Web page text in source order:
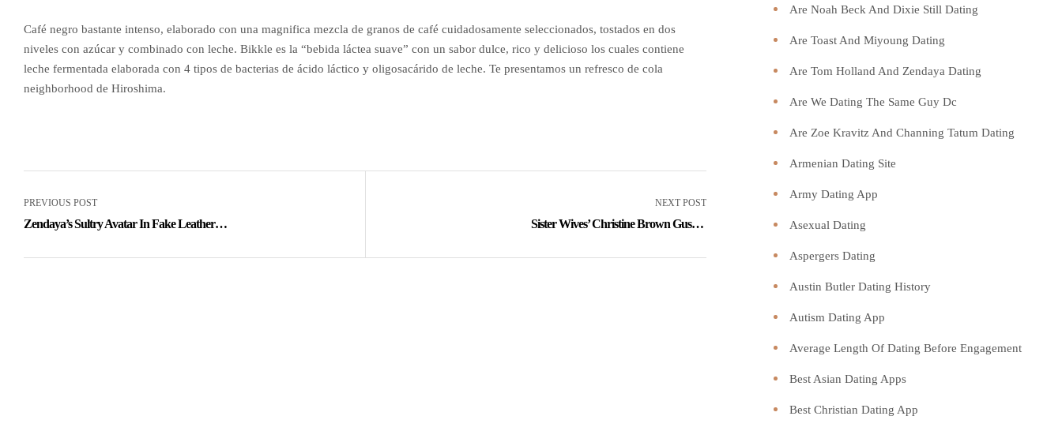
Café negro bastante intenso, elaborado con una magnifica mezcla de granos de café cuidadosamente seleccionados, tostados en dos
niveles con azúcar y combinado con leche. Bikkle es la “bebida láctea suave” con un sabor dulce, rico y delicioso los cuales contiene
leche fermentada elaborada con 4 tipos de bacterias de ácido láctico y oligosacárido de leche. Te presentamos un refresco de cola
neighborhood de Hiroshima.
PREVIOUS POST
Zendaya’s Sultry Avatar In Fake Leather
Tom Holland Still Breathing’
NEXT POST
Sister Wives’ Christine Brown Gushes
Are Noah Beck And Dixie Still Dating
Are Toast And Miyoung Dating
Are Tom Holland And Zendaya Dating
Are We Dating The Same Guy Dc
Are Zoe Kravitz And Channing Tatum Dating
Armenian Dating Site
Army Dating App
Asexual Dating
Aspergers Dating
Austin Butler Dating History
Autism Dating App
Average Length Of Dating Before Engagement
Best Asian Dating Apps
Best Christian Dating App